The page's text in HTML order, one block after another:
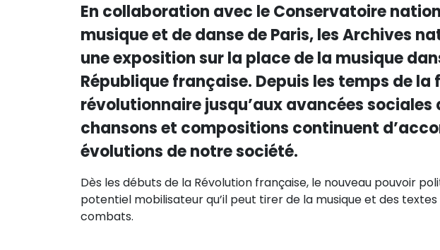
En collaboration avec le Conservatoire
musique et de danse de Paris, les Archives
une exposition sur la place de la musique
République française. Depuis les temps de la
révolutionnaire jusqu’aux avancées sociales
chansons et compositions continuent
évolutions de notre société.
Dès les débuts de la Révolution française, le nouveau pouvoir
potentiel mobilisateur qu’il peut tirer de la musique et des
combats.